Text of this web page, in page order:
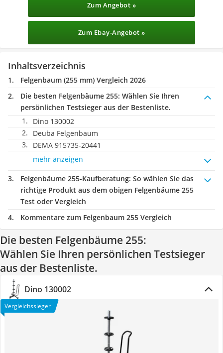
Zum Angebot »
Zum Ebay-Angebot »
Inhaltsverzeichnis
Felgenbaum (255 mm) Vergleich 2026
Die besten Felgenbäume 255: Wählen Sie Ihren
persönlichen Testsieger aus der Bestenliste.
Dino 130002
Deuba Felgenbaum
DEMA 915735-20441
mehr anzeigen
Felgenbäume 255-Kaufberatung: So wählen Sie das
richtige Produkt aus dem obigen Felgenbäume 255
Test oder Vergleich
Kommentare zum Felgenbaum 255 Vergleich
Die besten Felgenbäume 255:
Wählen Sie Ihren persönlichen Testsieger
aus der Bestenliste.
Dino 130002
Vergleichssieger